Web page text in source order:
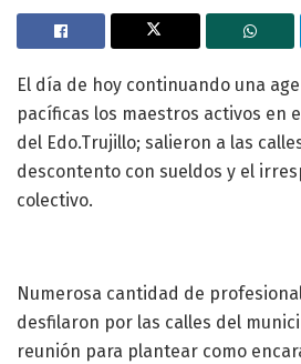
El día de hoy continuando una
pacíficas los maestros activos en
del Edo.Trujillo; salieron a las
descontento con sueldos y el
colectivo.
Numerosa cantidad de
desfilaron por las calles del
reunión para plantear como